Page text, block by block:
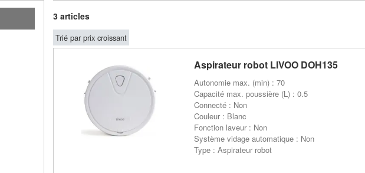
3 articles
Trié par prix croissant
Aspirateur robot LIVOO DOH135
Autonomie max. (min) : 70
Capacité max. poussière (L) : 0.5
Connecté : Non
Couleur : Blanc
Fonction laveur : Non
Système vidage automatique : Non
Type : Aspirateur robot